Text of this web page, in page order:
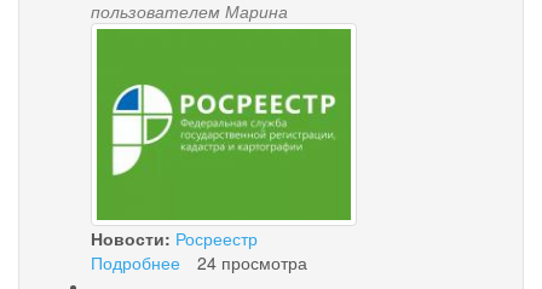
НАЛОГОВЫМИ
ОРГАНАМИ,
ПОЛУЧИТЬ
ОБРАТИВШИСЬ
В
КАЗЕННОЕ
УЧРЕЖДЕНИЕ
«МНОГОФУНКЦИОНАЛЬНЫЙ
пользователем Марина
i.jpg
Новости: Росреестр
Подробнее
24 просмотра